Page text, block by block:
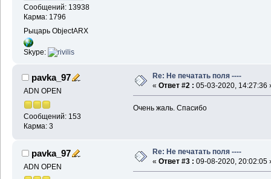
Сообщений: 13938
Карма: 1796
Рыцарь ObjectARX
Skype:
pavka_97
ADN OPEN
Сообщений: 153
Карма: 3
Re: Не печатать поля ----
« Ответ #2 : 05-03-2020, 14:27:36
Очень жаль. Спасибо
pavka_97
ADN OPEN
Re: Не печатать поля ----
« Ответ #3 : 09-08-2020, 20:02:05